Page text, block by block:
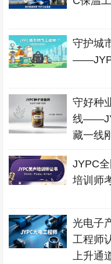
守护城
守好种
线
藏一线
JYPC
培训师
光电子
工程师
上升通